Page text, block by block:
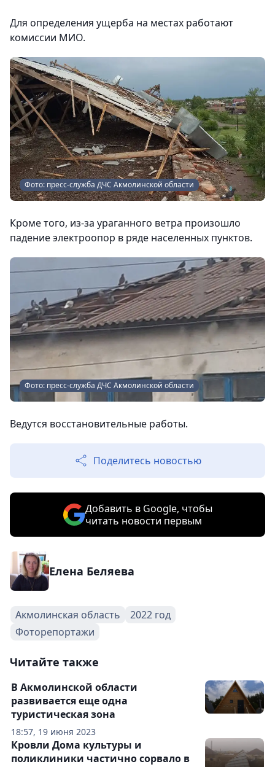
Для определения ущерба на местах работают
комиссии МИО.
Фото: пресс-служба ДЧС Акмолинской области
Кроме того, из-за ураганного ветра произошло
падение электроопор в ряде населенных пунктов.
Фото: пресс-служба ДЧС Акмолинской области
Ведутся восстановительные работы.
Поделитесь новостью
Добавить в Google, чтобы
читать новости первым
Елена Беляева
Акмолинская область
2022 год
Фоторепортажи
Читайте также
18:57, 19 июня 2023
В Акмолинской области
развивается еще одна
туристическая зона
Кровли Дома культуры и
поликлиники частично сорвало в